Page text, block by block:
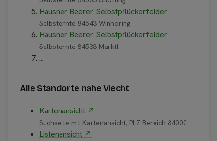
Hausner Beeren Selbstpflückerfelder
Selbsternte 84543 Winhöring
Hausner Beeren Selbstpflückerfelder
Selbsternte 84533 Marktl
...
Alle Standorte nahe Viecht
Kartenansicht ↗
Suchseite mit Kartenansicht, PLZ Bereich 84000
Listenansicht ↗